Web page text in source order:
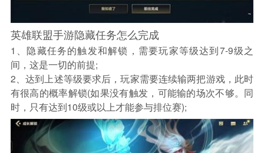
英雄联盟手游隐藏任务怎么完成
1、隐藏任务的触发和解锁，需要玩家等级达到7-9级之
间，这是一切的前提;
2、达到上述等级要求后，玩家需要连续输两把游戏，此时
有很高的概率解锁(如果没有触发，可能输的场次不够。同
时，只有达到10级或以上才能参与排位赛);